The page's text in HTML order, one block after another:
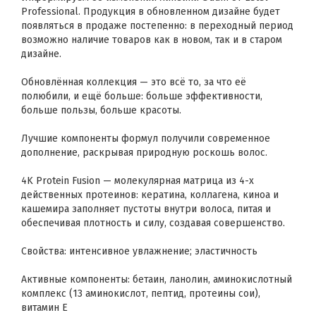
Professional. Продукция в обновленном дизайне будет
появляться в продаже постепенно: в переходный период
возможно наличие товаров как в новом, так и в старом
дизайне.
Обновлённая коллекция — это всё то, за что её
полюбили, и ещё больше: больше эффективности,
больше пользы, больше красоты.
Лучшие компоненты формул получили современное
дополнение, раскрывая природную роскошь волос.
4K Protein Fusion — молекулярная матрица из 4-х
действенных протеинов: кератина, коллагена, киноа и
кашемира заполняет пустоты внутри волоса, питая и
обеспечивая плотность и силу, создавая совершенство.
Свойства: интенсивное увлажнение; эластичность
Активные компоненты: бетаин, ланолин, аминокислотный
комплекс (13 аминокислот, пептид, протеины сои),
витамин Е